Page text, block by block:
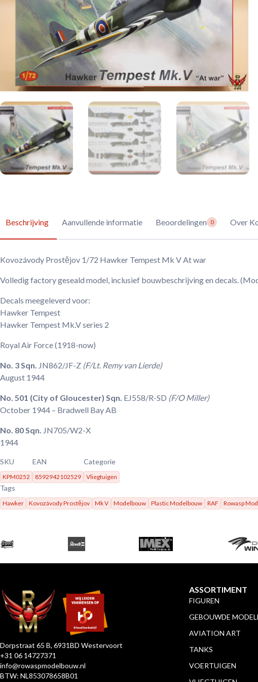
Beschrijving Aanvullende informatie Beoordelingen 0 Over
Kovozávody Prostějov 1/72 Hawker Tempest Mk V At war
Volledig factory geseald model, inclusief bouwbeschrijving en decals.
Decals meegeleverd voor:
Hawker Tempest
Hawker Tempest Mk.V series 2
Royal Air Force(1918-now)
No. 3 Sqn. JN862/JF-Z (F/Lt. Remy van Lierde)
August 1944
No. 501 (City of Gloucester) Sqn. EJ558/R-SD (F/O Miller)
October 1944 – Bradwell Bay AB
No. 80 Sqn. JN705/W2-X
1944
SKU
KPM0252
EAN
8592942102529
Categorie
Vliegtuigen
Tags
Hawker Kovozávody Prostějov Mk V Modelbouw Plastic Modelbouw RAF Rowasp
Dorpstraat 65 B, 6931BD Westervoort
+31 06 14727371
info@rowaspmodelbouw.nl
BTW: NL853078658B01
ASSORTIMENT
FIGUREN
GEBOUWDE
AVIATION ART
TANKS
VOERTUIGEN